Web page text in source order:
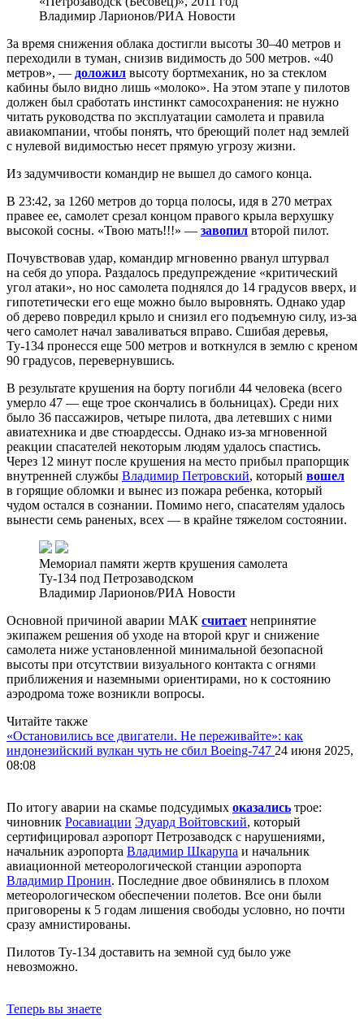
Владимир Ларионов/РИА Новости
За время снижения облака достигли высоты 30–40 метров и
переходили в туман, снизив видимость до 500 метров. «40
метров», — доложил высоту бортмеханик, но за стеклом
кабины было видно лишь «молоко». На этом этапе у пилотов
должен был сработать инстинкт самосохранения: не нужно
читать руководства по эксплуатации самолета и правила
авиакомпании, чтобы понять, что бреющий полет над землей
с нулевой видимостью несет прямую угрозу жизни.
Из задумчивости командир не вышел до самого конца.
В 23:42, за 1260 метров до торца полосы, идя в 270 метрах
правее ее, самолет срезал концом правого крыла верхушку
высокой сосны. «Твою мать!!!» — завопил второй пилот.
Почувствовав удар, командир мгновенно рванул штурвал
на себя до упора. Раздалось предупреждение «критический
угол атаки», но нос самолета поднялся до 14 градусов вверх, и
гипотетически его еще можно было выровнять. Однако удар
об дерево повредил крыло и снизил его подъемную силу, из-за
чего самолет начал заваливаться вправо. Сшибая деревья,
Ту-134 пронесся еще 500 метров и воткнулся в землю с креном
90 градусов, перевернувшись.
В результате крушения на борту погибли 44 человека (всего
умерло 47 — еще трое скончались в больницах). Среди них
было 36 пассажиров, четыре пилота, два летевших с ними
авиатехника и две стюардессы. Однако из-за мгновенной
реакции спасателей некоторым людям удалось спастись.
Через 12 минут после крушения на место прибыл прапорщик
внутренней службы Владимир Петровский, который вошел
в горящие обломки и вынес из пожара ребенка, который
чудом остался в сознании. Помимо него, спасателям удалось
вынести семь раненых, всех — в крайне тяжелом состоянии.
Мемориал памяти жертв крушения самолета
Ту-134 под Петрозаводском
Владимир Ларионов/РИА Новости
Основной причиной аварии МАК считает непринятие
экипажем решения об уходе на второй круг и снижение
самолета ниже установленной минимальной безопасной
высоты при отсутствии визуального контакта с огнями
приближения и наземными ориентирами, но к состоянию
аэродрома тоже возникли вопросы.
Читайте также
«Остановились все двигатели. Не переживайте»: как
индонезийский вулкан чуть не сбил Boeing-747 24 июня 2025,
08:08
По итогу аварии на скамье подсудимых оказались трое:
чиновник Росавиации Эдуард Войтовский, который
сертифицировал аэропорт Петрозаводск с нарушениями,
начальник аэропорта Владимир Шкарупа и начальник
авиационной метеорологической станции аэропорта
Владимир Пронин. Последние двое обвинялись в плохом
метеорологическом обеспечении полетов. Все они были
приговорены к 5 годам лишения свободы условно, но почти
сразу амнистированы.
Пилотов Ту-134 доставить на земной суд было уже
невозможно.
Теперь вы знаете